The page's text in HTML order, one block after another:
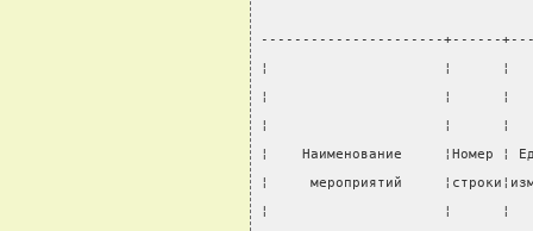
----------------------+------
¦                     ¦      ¦
¦                     ¦      ¦
¦                     ¦      ¦
¦    Наименование     ¦Номер
¦     мероприятий
¦                     ¦      ¦         ¦